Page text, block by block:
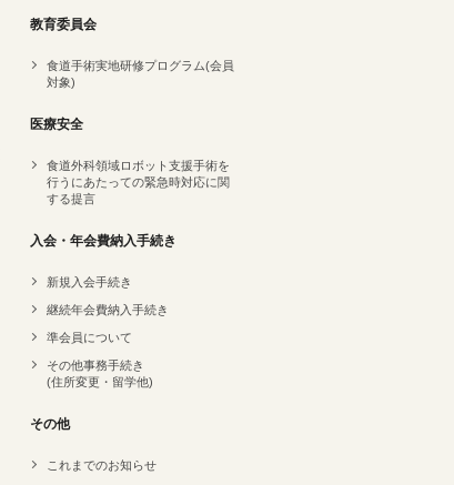
教育委員会
食道手術実地研修プログラム(会員
対象)
医療安全
食道外科領域ロボット支援手術を
行うにあたっての緊急時対応に関
する提言
入会・年会費納入手続き
新規入会手続き
継続年会費納入手続き
準会員について
その他事務手続き
(住所変更・留学他)
その他
これまでのお知らせ